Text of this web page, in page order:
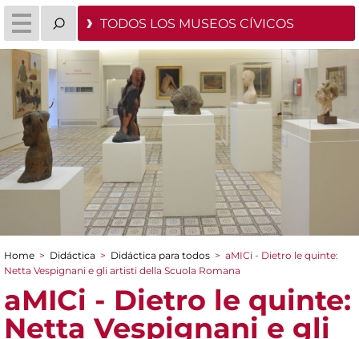
TODOS LOS MUSEOS CÍVICOS
You are here
Home > Didáctica > Didáctica para todos > aMICi - Dietro le quinte:
Netta Vespignani e gli artisti della Scuola Romana
aMICi - Dietro le quinte:
Netta Vespignani e gli